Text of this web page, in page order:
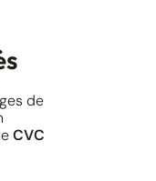
de
CVC